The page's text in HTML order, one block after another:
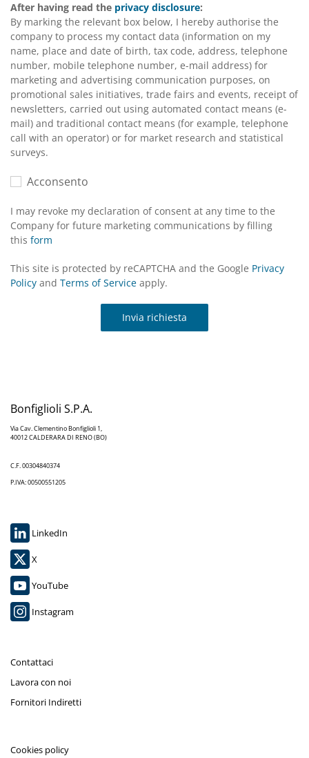
After having read the privacy disclosure:
By marking the relevant box below, I hereby authorise the
company to process my contact data (information on my
name, place and date of birth, tax code, address, telephone
number, mobile telephone number, e-mail address) for
marketing and advertising communication purposes, on
promotional sales initiatives, trade fairs and events, receipt of
newsletters, carried out using automated contact means (e-
mail) and traditional contact means (for example, telephone
call with an operator) or for market research and statistical
surveys.
Acconsento
I may revoke my declaration of consent at any time to the
Company for future marketing communications by filling
this form
This site is protected by reCAPTCHA and the Google Privacy
Policy and Terms of Service apply.
Invia richiesta
Bonfiglioli S.P.A.
Via Cav. Clementino Bonfiglioli 1,
40012 CALDERARA DI RENO (BO)
C.F. 00304840374
P.IVA: 00500551205
LinkedIn
X
YouTube
Instagram
Contattaci
Lavora con noi
Fornitori Indiretti
Cookies policy